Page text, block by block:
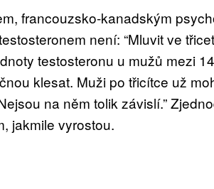
francouzsko-kanadským
není: “Mluvit ve
testosteronu u mužů mezi
klesat. Muži po třicítce už
na něm tolik závislí.”
jakmile vyrostou.